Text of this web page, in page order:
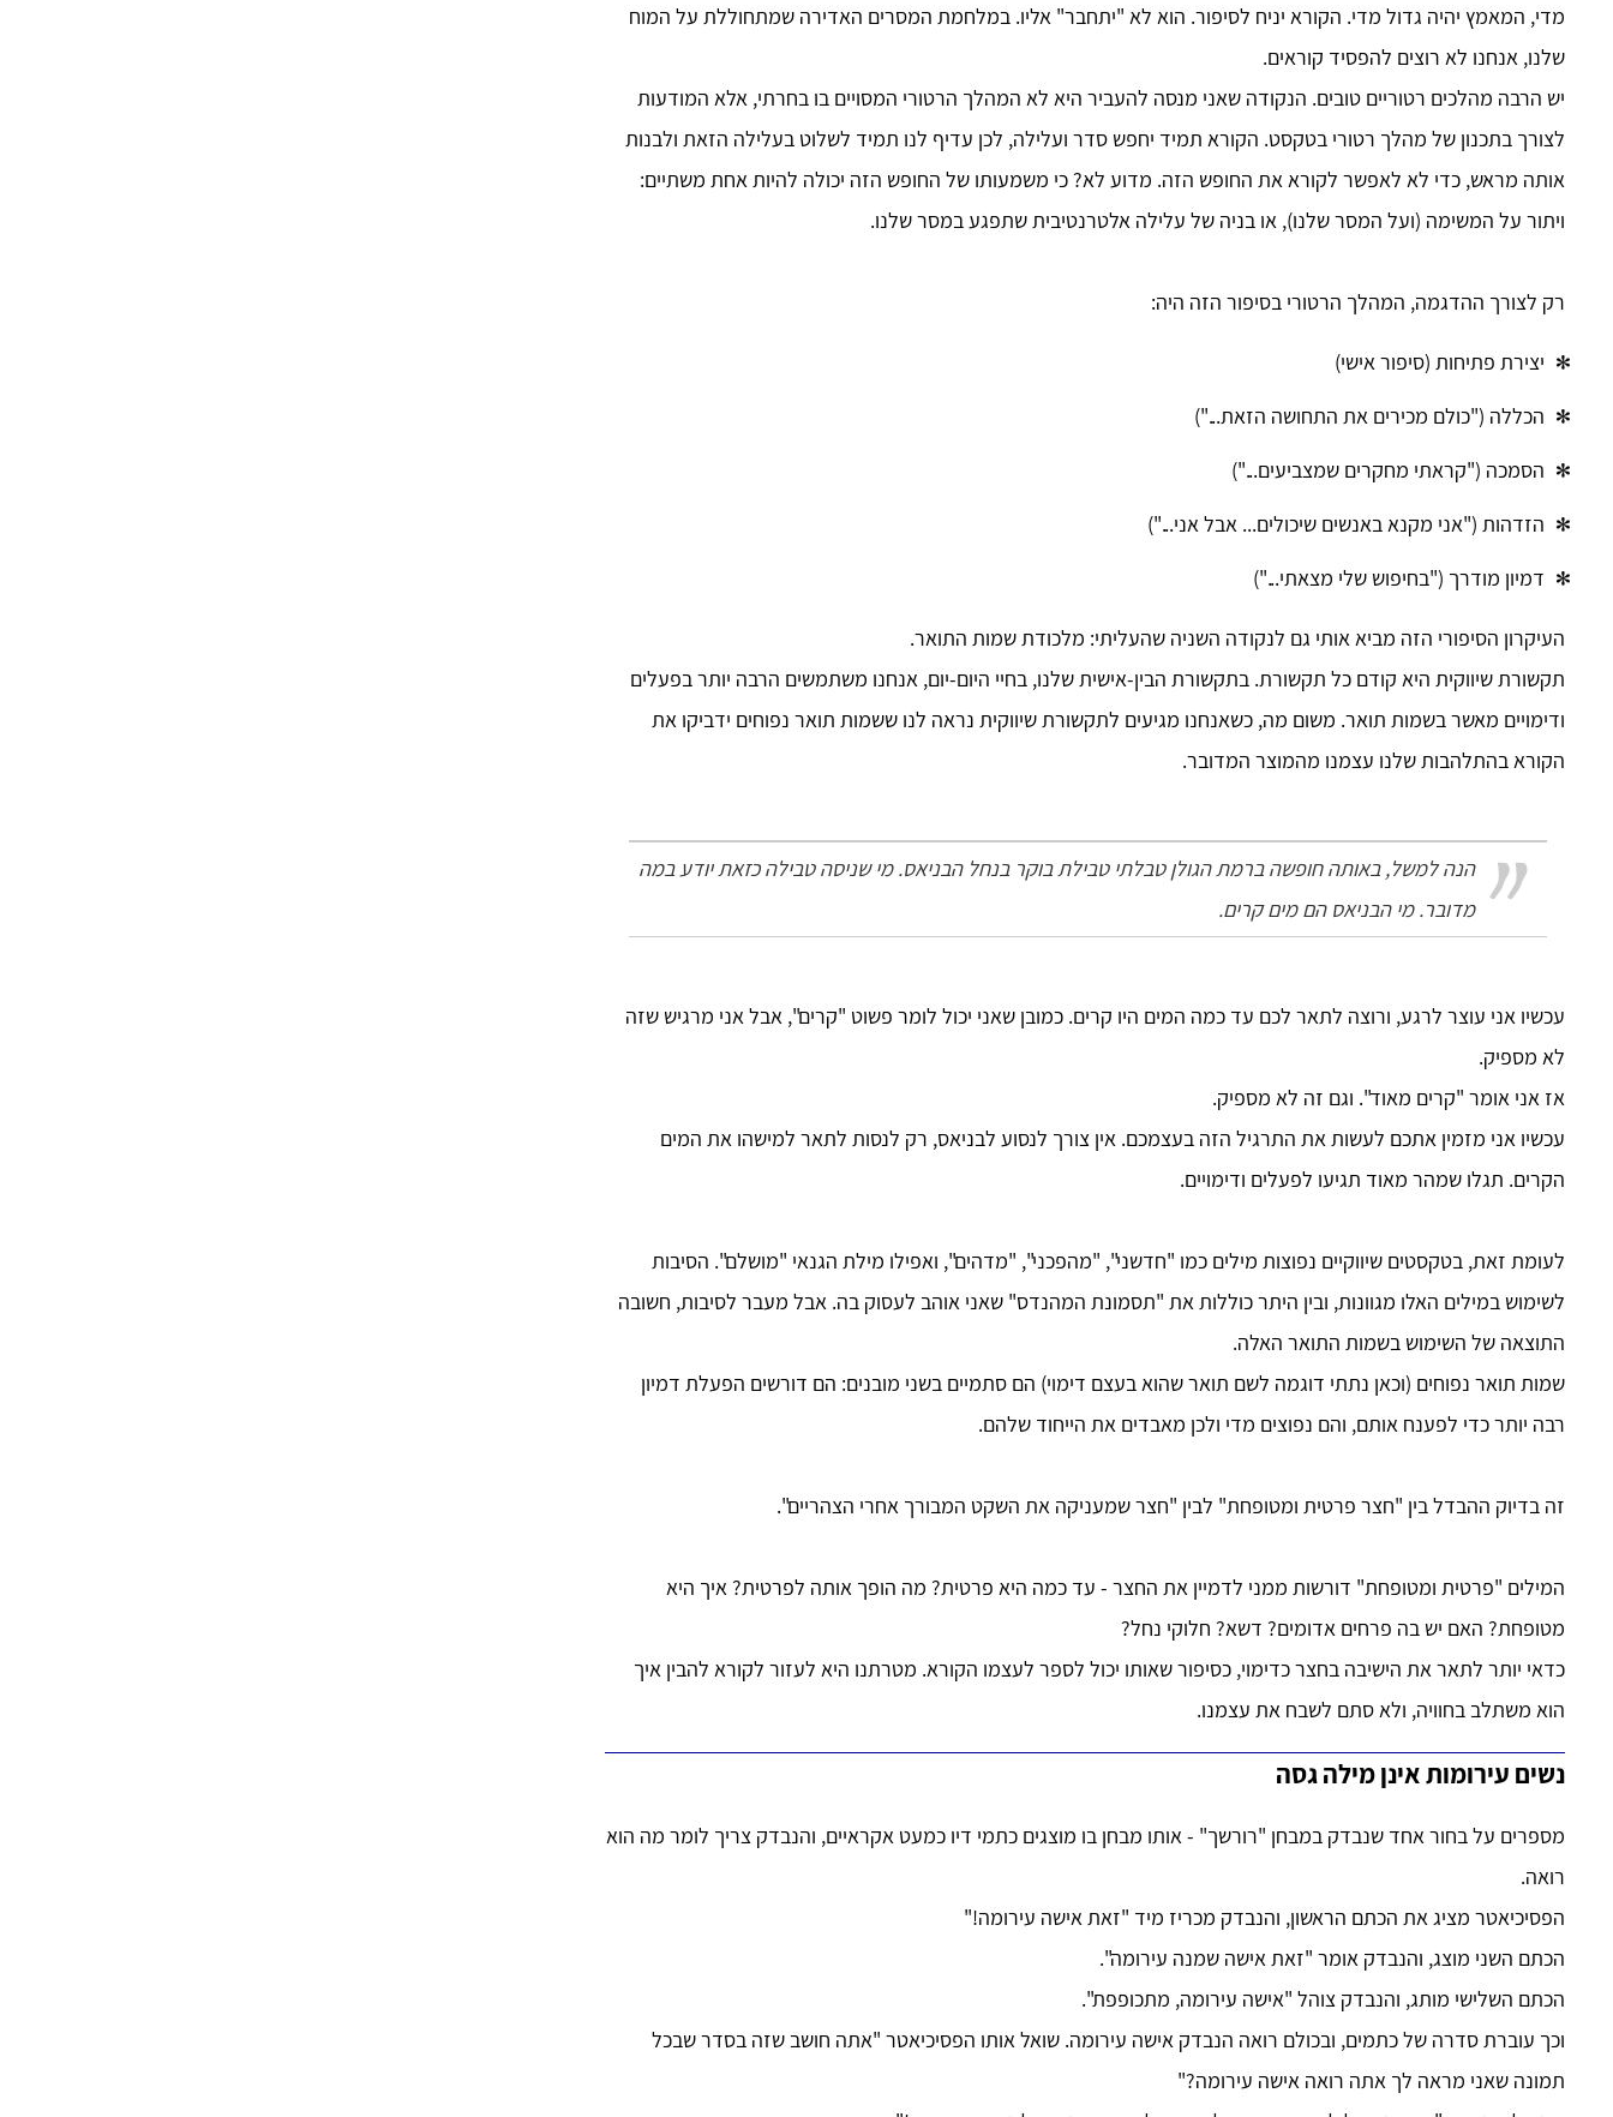
מדי, המאמץ יהיה גדול מדי. הקורא יניח לסיפור. הוא לא "יתחבר" אליו. במלחמת המסרים האדירה שמתחוללת על המוח
שלנו, אנחנו לא רוצים להפסיד קוראים.
יש הרבה מהלכים רטוריים טובים. הנקודה שאני מנסה להעביר היא לא המהלך הרטורי המסויים בו בחרתי, אלא המודעות
לצורך בתכנון של מהלך רטורי בטקסט. הקורא תמיד יחפש סדר ועלילה, לכן עדיף לנו תמיד לשלוט בעלילה הזאת ולבנות
אותה מראש, כדי לא לאפשר לקורא את החופש הזה. מדוע לא? כי משמעותו של החופש הזה יכולה להיות אחת משתיים:
ויתור על המשימה (ועל המסר שלנו), או בניה של עלילה אלטרנטיבית שתפגע במסר שלנו.
רק לצורך ההדגמה, המהלך הרטורי בסיפור הזה היה:
יצירת פתיחות (סיפור אישי)
הכללה ("כולם מכירים את התחושה הזאת...")
הסמכה ("קראתי מחקרים שמצביעים...")
הזדהות ("אני מקנא באנשים שיכולים... אבל אני...")
דמיון מודרך ("בחיפוש שלי מצאתי...")
העיקרון הסיפורי הזה מביא אותי גם לנקודה השניה שהעליתי: מלכודת שמות התואר.
תקשורת שיווקית היא קודם כל תקשורת. בתקשורת הבין-אישית שלנו, בחיי היום-יום, אנחנו משתמשים הרבה יותר בפעלים
ודימויים מאשר בשמות תואר. משום מה, כשאנחנו מגיעים לתקשורת שיווקית נראה לנו ששמות תואר נפוחים ידביקו את
הקורא בהתלהבות שלנו עצמנו מהמוצר המדובר.
הנה למשל, באותה חופשה ברמת הגולן טבלתי טבילת בוקר בנחל הבניאס. מי שניסה טבילה כזאת יודע במה
מדובר. מי הבניאס הם מים קרים.
עכשיו אני עוצר לרגע, ורוצה לתאר לכם עד כמה המים היו קרים. כמובן שאני יכול לומר פשוט "קרים", אבל אני מרגיש שזה
לא מספיק.
אז אני אומר "קרים מאוד". וגם זה לא מספיק.
עכשיו אני מזמין אתכם לעשות את התרגיל הזה בעצמכם. אין צורך לנסוע לבניאס, רק לנסות לתאר למישהו את המים
הקרים. תגלו שמהר מאוד תגיעו לפעלים ודימויים.
לעומת זאת, בטקסטים שיווקיים נפוצות מילים כמו "חדשני", "מהפכני", "מדהים", ואפילו מילת הגנאי "מושלם". הסיבות
לשימוש במילים האלו מגוונות, ובין היתר כוללות את "תסמונת המהנדס" שאני אוהב לעסוק בה. אבל מעבר לסיבות, חשובה
התוצאה של השימוש בשמות התואר האלה.
שמות תואר נפוחים (וכאן נתתי דוגמה לשם תואר שהוא בעצם דימוי) הם סתמיים בשני מובנים: הם דורשים הפעלת דמיון
רבה יותר כדי לפענח אותם, והם נפוצים מדי ולכן מאבדים את הייחוד שלהם.
זה בדיוק ההבדל בין "חצר פרטית ומטופחת" לבין "חצר שמעניקה את השקט המבורך אחרי הצהריים".
המילים "פרטית ומטופחת" דורשות ממני לדמיין את החצר - עד כמה היא פרטית? מה הופך אותה לפרטית? איך היא
מטופחת? האם יש בה פרחים אדומים? דשא? חלוקי נחל?
כדאי יותר לתאר את הישיבה בחצר כדימוי, כסיפור שאותו יכול לספר לעצמו הקורא. מטרתנו היא לעזור לקורא להבין איך
הוא משתלב בחוויה, ולא סתם לשבח את עצמנו.
נשים עירומות אינן מילה גסה
מספרים על בחור אחד שנבדק במבחן "רורשך" - אותו מבחן בו מוצגים כתמי דיו כמעט אקראיים, והנבדק צריך לומר מה הוא
רואה.
הפסיכיאטר מציג את הכתם הראשון, והנבדק מכריז מיד "זאת אישה עירומה!"
הכתם השני מוצג, והנבדק אומר "זאת אישה שמנה עירומה".
הכתם השלישי מותג, והנבדק צוהל "אישה עירומה, מתכופפת".
וכך עוברת סדרה של כתמים, ובכולם רואה הנבדק אישה עירומה. שואל אותו הפסיכיאטר "אתה חושב שזה בסדר שבכל
תמונה שאני מראה לך אתה רואה אישה עירומה?"